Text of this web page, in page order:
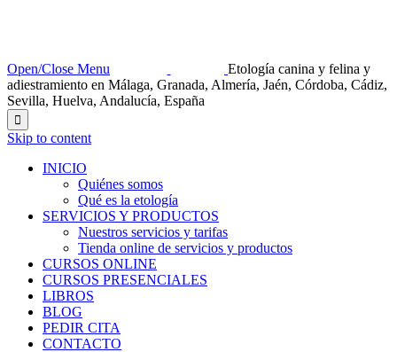
Open/Close Menu
Etología canina y felina y
adiestramiento en Málaga, Granada, Almería, Jaén, Córdoba, Cádiz,
Sevilla, Huelva, Andalucía, España

Skip to content
INICIO
Quiénes somos
Qué es la etología
SERVICIOS Y PRODUCTOS
Nuestros servicios y tarifas
Tienda online de servicios y productos
CURSOS ONLINE
CURSOS PRESENCIALES
LIBROS
BLOG
PEDIR CITA
CONTACTO